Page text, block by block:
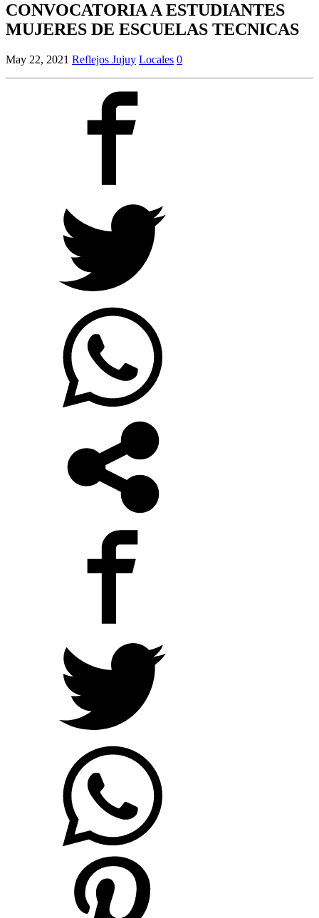
CONVOCATORIA A ESTUDIANTES
MUJERES DE ESCUELAS TECNICAS
May 22, 2021 Reflejos Jujuy Locales 0